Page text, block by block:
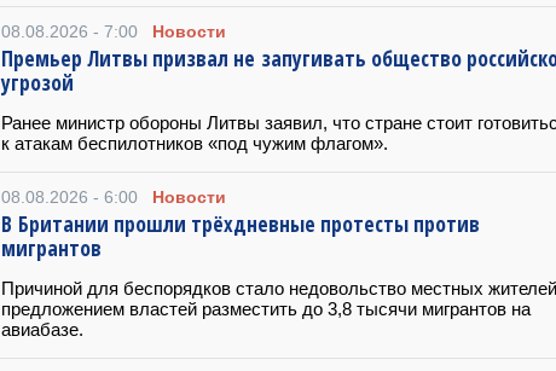
08.08.2026 - 7:00 Новости
Премьер Литвы призвал не запугивать общество
угрозой
Ранее министр обороны Литвы заявил, что стране стоит
к атакам беспилотников «под чужим флагом».
08.08.2026 - 6:00 Новости
В Британии прошли трёхдневные протесты против
мигрантов
Причиной для беспорядков стало недовольство местных жителей
предложением властей разместить до 3,8 тысячи мигрантов на
авиабазе.